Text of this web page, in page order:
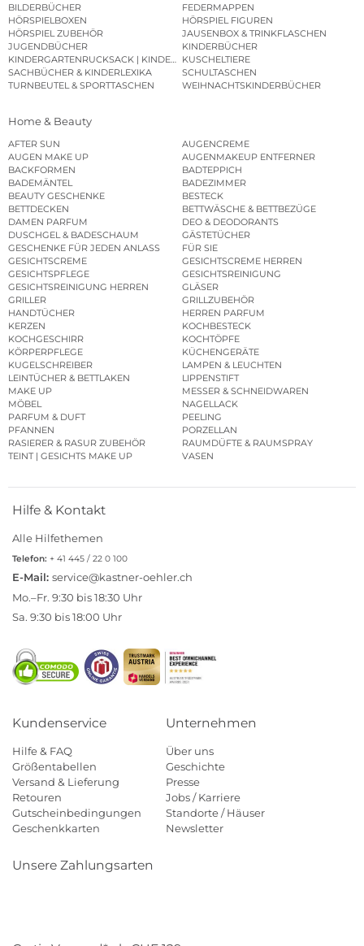
BILDERBÜCHER
FEDERMAPPEN
HÖRSPIELBOXEN
HÖRSPIEL FIGUREN
HÖRSPIEL ZUBEHÖR
JAUSENBOX & TRINKFLASCHEN
JUGENDBÜCHER
KINDERBÜCHER
KINDERGARTENRUCKSACK | KINDERGARTENBEUTEL
KUSCHELTIERE
SACHBÜCHER & KINDERLEXIKA
SCHULTASCHEN
TURNBEUTEL & SPORTTASCHEN
WEIHNACHTSKINDERBÜCHER
Home & Beauty
AFTER SUN
AUGENCREME
AUGEN MAKE UP
AUGENMAKEUP ENTFERNER
BACKFORMEN
BADTEPPICH
BADEMÄNTEL
BADEZIMMER
BEAUTY GESCHENKE
BESTECK
BETTDECKEN
BETTWÄSCHE & BETTBEZÜGE
DAMEN PARFUM
DEO & DEODORANTS
DUSCHGEL & BADESCHAUM
GÄSTETÜCHER
GESCHENKE FÜR JEDEN ANLASS
FÜR SIE
GESICHTSCREME
GESICHTSCREME HERREN
GESICHTSPFLEGE
GESICHTSREINIGUNG
GESICHTSREINIGUNG HERREN
GLÄSER
GRILLER
GRILLZUBEHÖR
HANDTÜCHER
HERREN PARFUM
KERZEN
KOCHBESTECK
KOCHGESCHIRR
KOCHTÖPFE
KÖRPERPFLEGE
KÜCHENGERÄTE
KUGELSCHREIBER
LAMPEN & LEUCHTEN
LEINTÜCHER & BETTLAKEN
LIPPENSTIFT
MAKE UP
MESSER & SCHNEIDWAREN
MÖBEL
NAGELLACK
PARFUM & DUFT
PEELING
PFANNEN
PORZELLAN
RASIERER & RASUR ZUBEHÖR
RAUMDÜFTE & RAUMSPRAY
TEINT | GESICHTS MAKE UP
VASEN
Hilfe & Kontakt
Alle Hilfethemen
Telefon: + 41 445 / 22 0 100
E-Mail: service@kastner-oehler.ch
Mo.–Fr. 9:30 bis 18:30 Uhr
Sa. 9:30 bis 18:00 Uhr
Kundenservice
Hilfe & FAQ
Größentabellen
Versand & Lieferung
Retouren
Gutscheinbedingungen
Geschenkkarten
Unternehmen
Über uns
Geschichte
Presse
Jobs / Karriere
Standorte / Häuser
Newsletter
Unsere Zahlungsarten